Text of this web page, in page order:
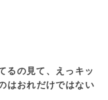
るの見て、えっキッ
はおれだけではない